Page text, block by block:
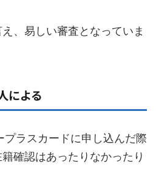
、易しい審査となっていま
による
プラスカードに申し込んだ際
確認はあったりなかったり